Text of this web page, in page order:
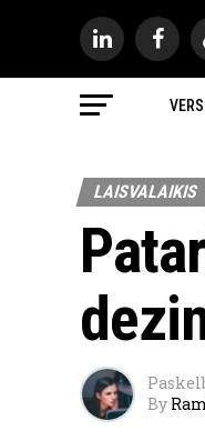
LAISVALAIKIS
By